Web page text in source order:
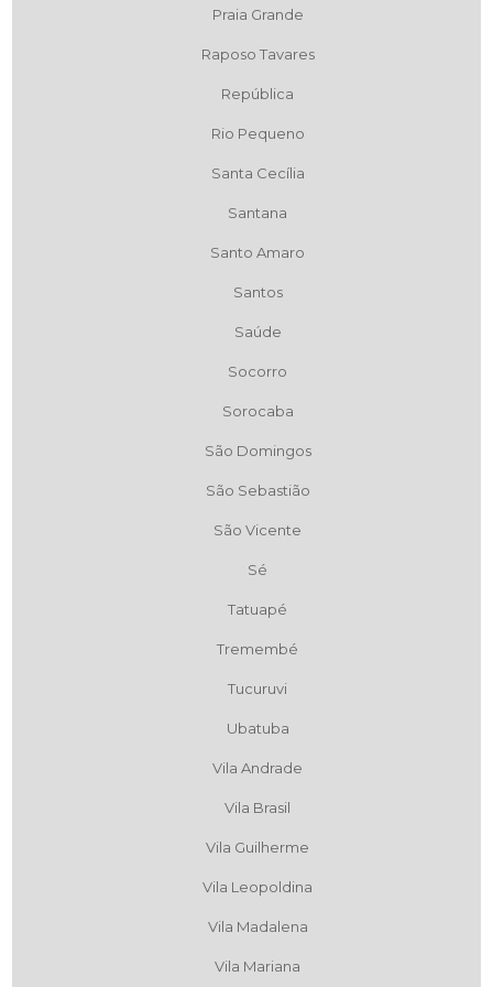
Praia Grande
Raposo Tavares
República
Rio Pequeno
Santa Cecília
Santana
Santo Amaro
Santos
Saúde
Socorro
Sorocaba
São Domingos
São Sebastião
São Vicente
Sé
Tatuapé
Tremembé
Tucuruvi
Ubatuba
Vila Andrade
Vila Brasil
Vila Guilherme
Vila Leopoldina
Vila Madalena
Vila Mariana